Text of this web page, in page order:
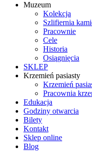
Muzeum
Kolekcja
Szlifiernia
Pracownie
Cele
Historia
Osiągnięcia
SKLEP
Krzemień pasiasty
Krzemień
Pracownia
Edukacja
Godziny otwarcia
Bilety
Kontakt
Sklep online
Blog